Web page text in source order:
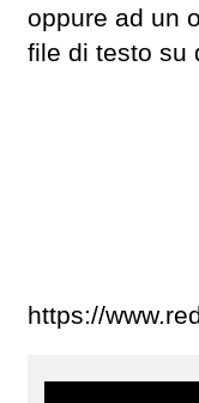
oppure ad un
file di testo su
https://